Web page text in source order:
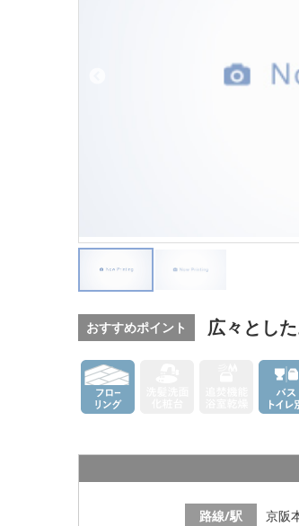
おすすめポイント 広々とし
路線/駅
京阪